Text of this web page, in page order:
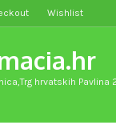
Wishlist
hrvatskih Pavlina